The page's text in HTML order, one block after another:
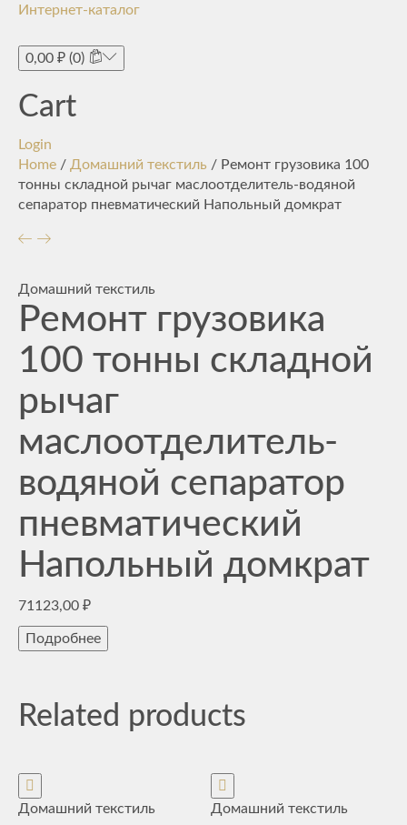
Интернет-каталог
0,00 ₽ (0)
Cart
Login
Home / Домашний текстиль / Ремонт грузовика 100
тонны складной рычаг маслоотделитель-водяной
сепаратор пневматический Напольный домкрат
Домашний текстиль
Ремонт грузовика
100 тонны складной
рычаг
маслоотделитель-
водяной сепаратор
пневматический
Напольный домкрат
71123,00 ₽
Подробнее
Related products
Домашний текстиль
Домашний текстиль